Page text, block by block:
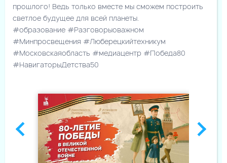
прошлого! Ведь только вместе мы сможем построить
светлое будущее для всей планеты.
#образование #Разговорыоважном
#Минпросвещения #Люберецкийтехникум
#Московскаяобласть #медиацентр #Победа80
#НавигаторыДетства50